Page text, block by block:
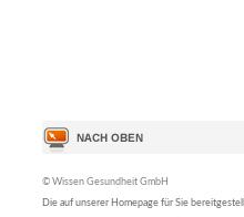
© Wissen Gesundheit GmbH
Die auf unserer Homepage für Sie